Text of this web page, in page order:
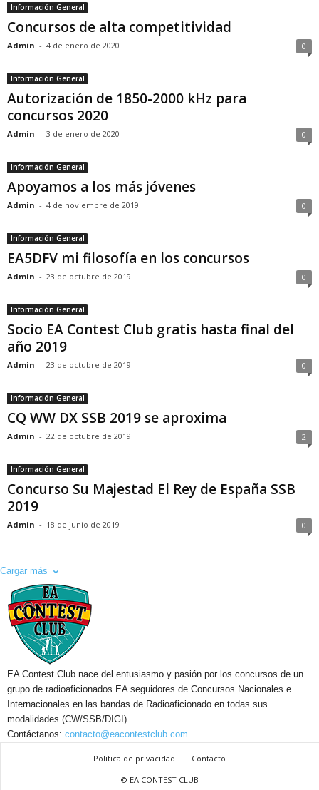
Información General
Concursos de alta competitividad
Admin - 4 de enero de 2020 0
Información General
Autorización de 1850-2000 kHz para
concursos 2020
Admin - 3 de enero de 2020 0
Información General
Apoyamos a los más jóvenes
Admin - 4 de noviembre de 2019 0
Información General
EA5DFV mi filosofía en los concursos
Admin - 23 de octubre de 2019 0
Información General
Socio EA Contest Club gratis hasta final del
año 2019
Admin - 23 de octubre de 2019 0
Información General
CQ WW DX SSB 2019 se aproxima
Admin - 22 de octubre de 2019 2
Información General
Concurso Su Majestad El Rey de España SSB
2019
Admin - 18 de junio de 2019 0
Cargar más
EA Contest Club nace del entusiasmo y pasión por los concursos de un
grupo de radioaficionados EA seguidores de Concursos Nacionales e
Internacionales en las bandas de Radioaficionado en todas sus
modalidades (CW/SSB/DIGI).
Contáctanos: contacto@eacontestclub.com
Politica de privacidad
Contacto
© EA CONTEST CLUB